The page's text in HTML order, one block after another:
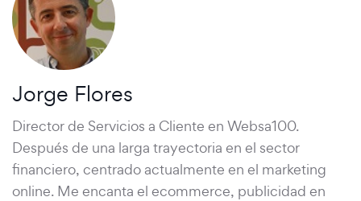
Jorge Flores
Director de Servicios a Cliente en Websa100.
Después de una larga trayectoria en el sector
financiero, centrado actualmente en el marketing
online. Me encanta el ecommerce, publicidad en